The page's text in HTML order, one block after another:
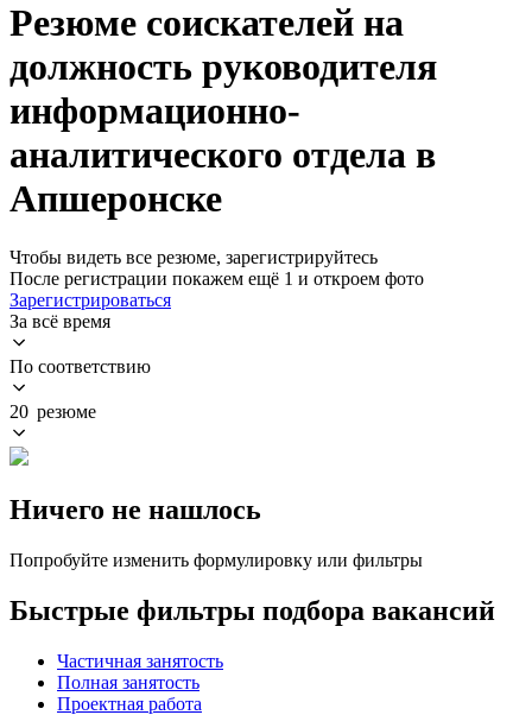
Резюме соискателей на
должность руководителя
информационно-
аналитического отдела в
Апшеронске
Чтобы видеть все резюме, зарегистрируйтесь
После регистрации покажем ещё 1 и откроем фото
Зарегистрироваться
За всё время
По соответствию
20 резюме
Ничего не нашлось
Попробуйте изменить формулировку или фильтры
Быстрые фильтры подбора вакансий
Частичная занятость
Полная занятость
Проектная работа